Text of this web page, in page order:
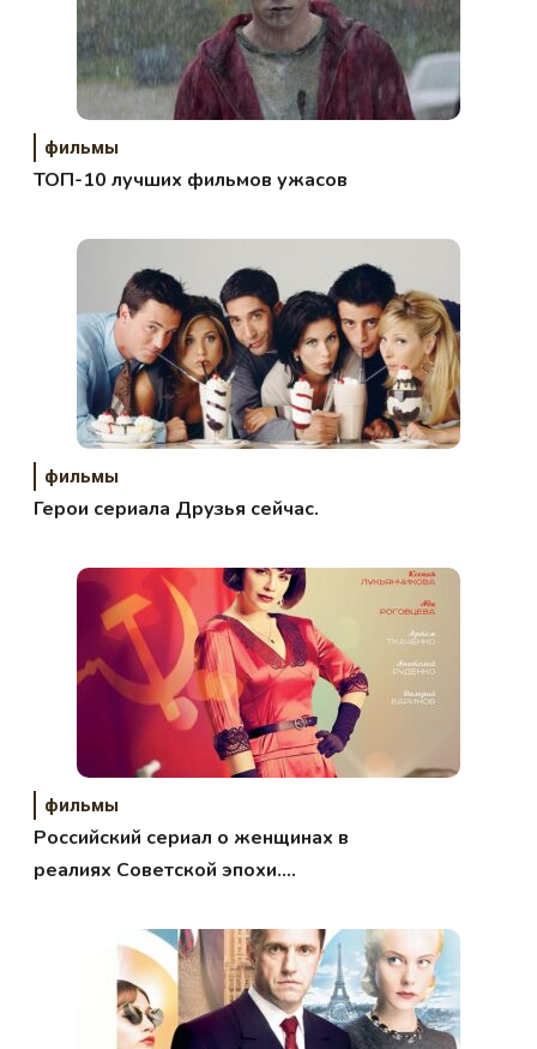
фильмы
ТОП-10 лучших фильмов ужасов
фильмы
Герои сериала Друзья сейчас.
фильмы
Российский сериал о женщинах в
реалиях Советской эпохи.